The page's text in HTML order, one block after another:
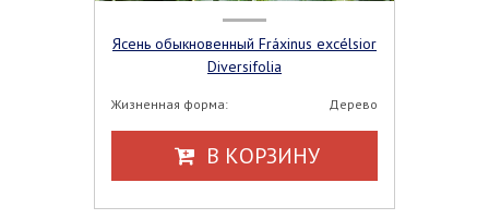
Ясень обыкновенный Fráxinus excélsior
Diversifolia
Жизненная форма: Дерево
В КОРЗИНУ